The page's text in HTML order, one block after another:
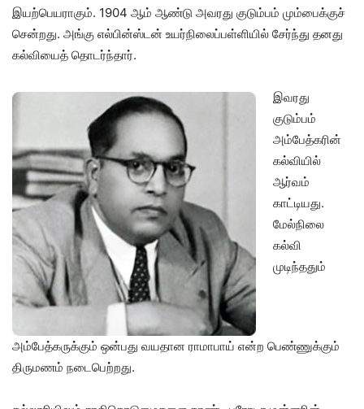
இயற்பெயராகும். 1904 ஆம் ஆண்டு அவரது குடும்பம் மும்பைக்குச்
சென்றது. அங்கு எல்பின்ஸ்டன் உயர்நிலைப்பள்ளியில் சேர்ந்து தனது
கல்வியைத் தொடர்ந்தார்.
இவரது
குடும்பம்
அம்பேத்கரின்
கல்வியில்
ஆர்வம்
காட்டியது.
மேல்நிலை
கல்வி
முடிந்ததும்
அம்பேத்கருக்கும் ஒன்பது வயதான ராமாபாய் என்ற பெண்ணுக்கும்
திருமணம் நடைபெற்றது.